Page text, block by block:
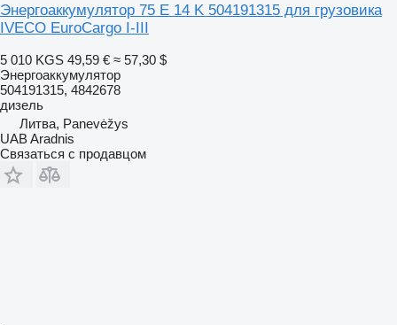
Энергоаккумулятор 75 E 14 K 504191315 для грузовика
IVECO EuroCargo I-III
5 010 KGS 49,59 € ≈ 57,30 $
Энергоаккумулятор
504191315, 4842678
дизель
Литва, Panevėžys
UAB Aradnis
Связаться с продавцом